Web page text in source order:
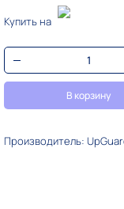
Купить на
В корзину
Производитель: